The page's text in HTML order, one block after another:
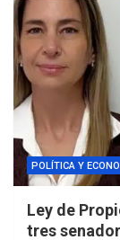
POLÍTICA Y
Ley de
tres